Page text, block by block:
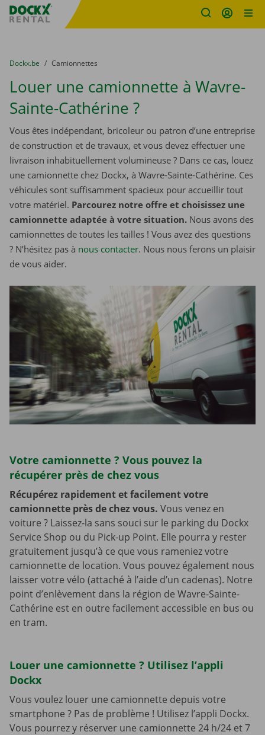
sitename
You are here:
du
Dockx.be to
Camionnettes
Louer une camionnette à Wavre-
Sainte-Cathérine ?
Vous êtes indépendant, bricoleur ou patron d’une entreprise
de construction et de travaux, et vous devez effectuer une
livraison inhabituellement volumineuse ? Dans ce cas, louez
une camionnette chez Dockx, à Wavre-Sainte-Cathérine. Ces
véhicules sont suffisamment spacieux pour accueillir tout
votre matériel. Parcourez notre offre et choisissez une
camionnette adaptée à votre situation. Nous avons des
camionnettes de toutes les tailles ! Vous avez des questions
? N’hésitez pas à nous contacter. Nous nous ferons un plaisir
de vous aider.
Votre camionnette ? Vous pouvez la
récupérer près de chez vous
Récupérez rapidement et facilement votre
camionnette près de chez vous. Vous venez en
voiture ? Laissez-la sans souci sur le parking du Dockx
Service Shop ou du Pick-up Point. Elle pourra y rester
gratuitement jusqu’à ce que vous rameniez votre
camionnette de location. Vous pouvez également nous
laisser votre vélo (attaché à l’aide d’un cadenas). Notre
point d’enlèvement dans la région de Wavre-Sainte-
Cathérine est en outre facilement accessible en bus ou
en tram.
Louer une camionnette ? Utilisez l’appli
Dockx
Vous voulez louer une camionnette depuis votre
smartphone ? Pas de problème ! Utilisez l’appli Dockx.
Vous pourrez y réserver une camionnette 24 h/24 et 7